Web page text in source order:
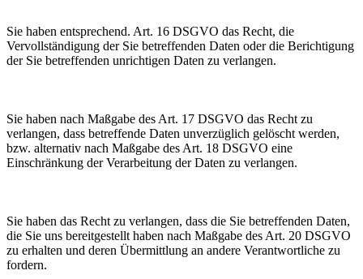
Sie haben entsprechend. Art. 16 DSGVO das Recht, die
Vervollständigung der Sie betreffenden Daten oder die Berichtigung
der Sie betreffenden unrichtigen Daten zu verlangen.
Sie haben nach Maßgabe des Art. 17 DSGVO das Recht zu
verlangen, dass betreffende Daten unverzüglich gelöscht werden,
bzw. alternativ nach Maßgabe des Art. 18 DSGVO eine
Einschränkung der Verarbeitung der Daten zu verlangen.
Sie haben das Recht zu verlangen, dass die Sie betreffenden Daten,
die Sie uns bereitgestellt haben nach Maßgabe des Art. 20 DSGVO
zu erhalten und deren Übermittlung an andere Verantwortliche zu
fordern.